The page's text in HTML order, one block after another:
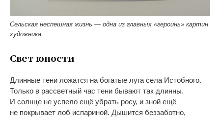
Сельская неспешная жизнь — одна из главных «героинь» картин
художника
Свет юности
Длинные тени ложатся на богатые луга села Истобного.
Только в рассветный час тени бывают так длинны.
И солнце не успело ещё убрать росу, и зной ещё
не покрывает лоб испариной. Дышится беззаботно,